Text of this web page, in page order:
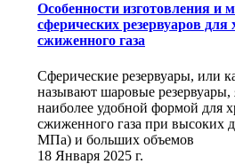
Особенности изготовления и
сферических резервуаров для
сжиженного газа
Сферические резервуары, или
называют шаровые резервуары,
наиболее удобной формой для
сжиженного газа при высоких
МПа) и больших объемов
18 Января 2025 г.